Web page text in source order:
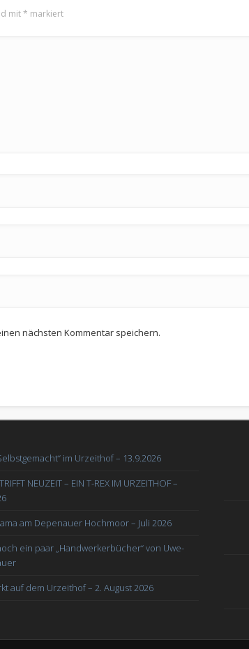
mit* markiert
nächsten Kommentar speichern.
im Urzeithof – 13.9.2026
NEUZEIT – EIN T-REX IM URZEITHOF –
am Depenauer Hochmoor – Juli 2026
ein paar „Handwerkerbücher“ von Uwe-
auf dem Urzeithof – 2. August 2026